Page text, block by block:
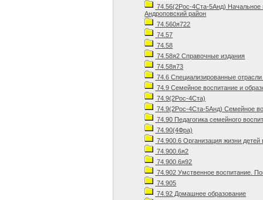
74.56(2Рос-4Ста-5Анд) Начальное
Андроповский район
74.560я722
74.57
74.58
74.58я2 Справочные издания
74.58я73
74.6 Специализированные отрасли
74.9 Семейное воспитание и
74.9(2Рос-4Ста)
74.9(2Рос-4Ста-5Анд) Семейное
74.90 Педагогика семейного
74.90(4Фра)
74.900.6 Организация жизни детей
74.900.6я2
74.900.6я92
74.902 Умственное воспитание.
74.905
74.92 Домашнее образование